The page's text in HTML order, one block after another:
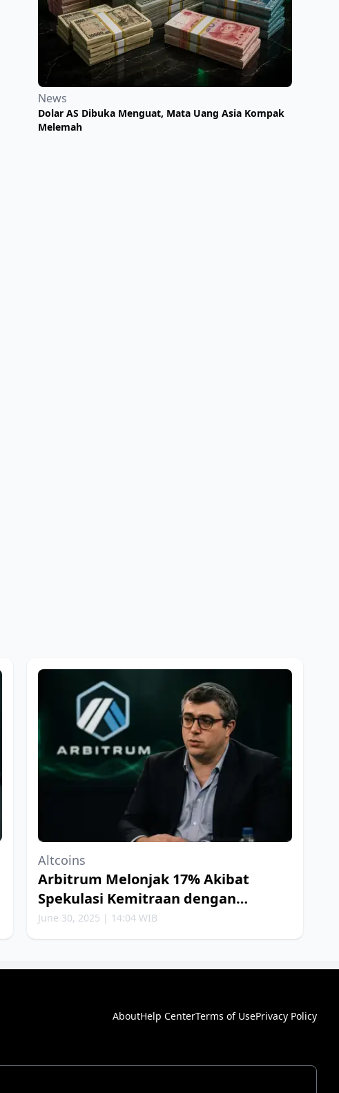
News
Dolar AS Dibuka Menguat, Mata Uang Asia Kompak
Melemah
Altcoins
Arbitrum Melonjak 17% Akibat
Spekulasi Kemitraan dengan
Robinhood
June 30, 2025 | 14:04 WIB
AboutHelp CenterTerms of UsePrivacy Policy